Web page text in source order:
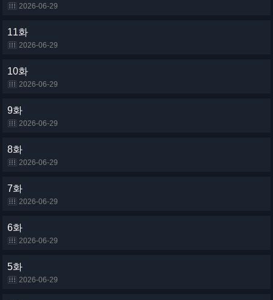
2026-06-29
11화
2026-06-29
10화
2026-06-29
9화
2026-06-29
8화
2026-06-29
7화
2026-06-29
6화
2026-06-29
5화
2026-06-29